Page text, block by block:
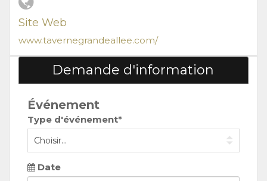
Site Web
www.tavernegrandeallee.com/
Demande d'information
Événement
Type d'événement*
Date